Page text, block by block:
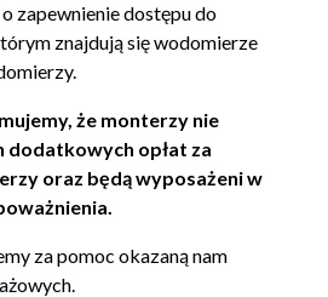
zapewnienie dostępu do
znajdują się wodomierze
że monterzy nie
dodatkowych opłat za
oraz będą wyposażeniw
za pomoc okazaną nam